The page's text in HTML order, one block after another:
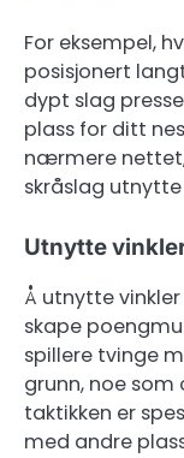
For eksempel,
posisjonert
dypt slag
plass for ditt
nærmere
skråslag
Utnytte
Å utnytte
skape
spillere tvinge
grunn, noe som
taktikken er
med andre